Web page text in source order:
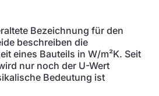
Bezeichnung für den
beschreiben die
eines Bauteils in W/m²K. Seit
nur noch der U-Wert
Bedeutung ist